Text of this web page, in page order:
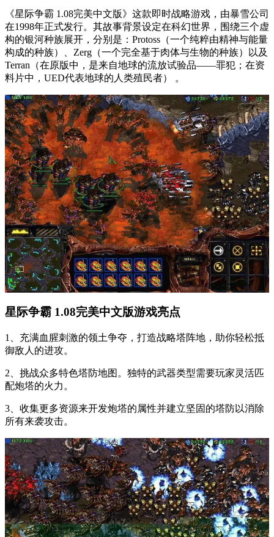
《星际争霸 1.08完美中文版》这款即时战略游戏，由暴雪公司
在1998年正式发行。其故事背景设定在科幻世界，围绕三个虚
构的银河种族展开，分别是：Protoss（一个纯粹由精神与能量
构成的种族）、Zerg（一个完全基于肉体与生物的种族）以及
Terran（在原版中，是来自地球的流放试验品——罪犯；在资
料片中，UED代表地球的人类殖民者） 。
星际争霸 1.08完美中文版游戏亮点
1、充满血腥刺激的领土争夺，打造战略塔阵地，助你轻松抵
御敌人的进攻。
2、挑战众多特色塔防地图。独特的武器类型需要玩家灵活匹
配炮塔的火力。
3、收集更多资源来开发炮塔的属性并建立坚固的塔防以消除
所有来袭攻击。